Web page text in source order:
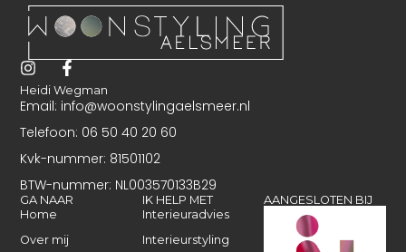
Heidi Wegman
Email: info@woonstylingaelsmeer.nl
Telefoon: 06 50 40 20 60
Kvk-nummer: 81501102
BTW-nummer: NL003570133B29
GA NAAR
Home
Over mij
IK HELP MET
Interieuradvies
Interieurstyling
AANGESLOTEN BIJ